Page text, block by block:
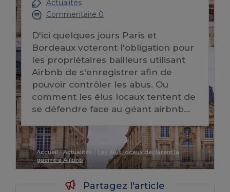
Actualités
Commentaire 0
D'ici quelques jours Paris et
Bordeaux voteront l'obligation pour
les propriétaires bailleurs utilisant
Airbnb de s'enregistrer afin de
pouvoir contrôler les abus. Ou
comment les élus locaux tentent de
se défendre face au géant airbnb...
Accueil/Actualités / Les élus locaux déclarent la
guerre à Airbnb
Partagez l'article